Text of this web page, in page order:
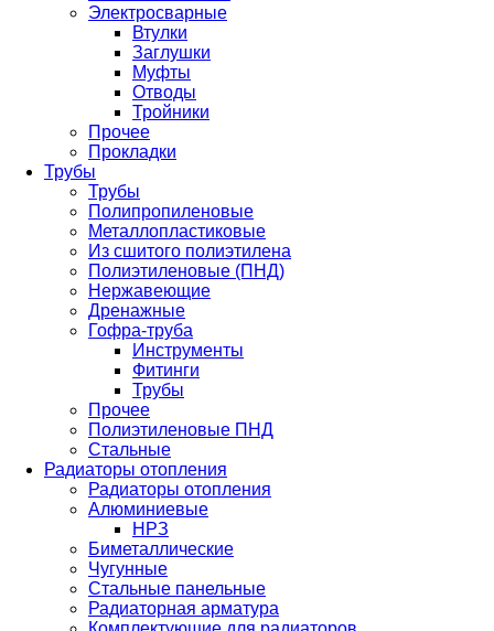
Электросварные
Втулки
Заглушки
Муфты
Отводы
Тройники
Прочее
Прокладки
Трубы
Трубы
Полипропиленовые
Металлопластиковые
Из сшитого полиэтилена
Полиэтиленовые (ПНД)
Нержавеющие
Дренажные
Гофра-труба
Инструменты
Фитинги
Трубы
Прочее
Полиэтиленовые ПНД
Стальные
Радиаторы отопления
Радиаторы отопления
Алюминиевые
НРЗ
Биметаллические
Чугунные
Стальные панельные
Радиаторная арматура